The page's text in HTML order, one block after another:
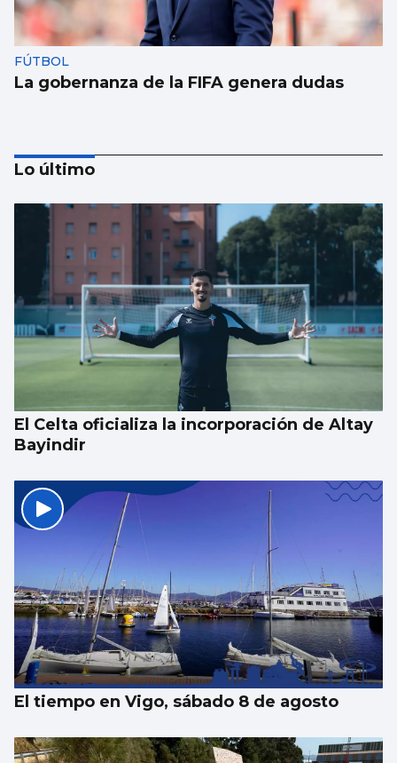
FÚTBOL
La gobernanza de la FIFA genera dudas
Taparse la boca, amarilla
Lo último
El Celta oficializa la incorporación de Altay
Bayindir
El tiempo en Vigo, sábado 8 de agosto